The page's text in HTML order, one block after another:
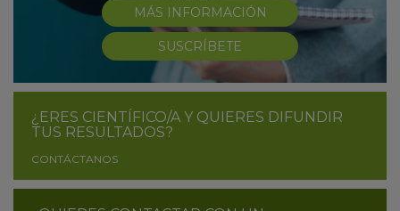
MÁS INFORMACIÓN
SUSCRÍBETE
¿ERES CIENTÍFICO/A Y QUIERES DIFUNDIR
TUS RESULTADOS?
CONTÁCTANOS